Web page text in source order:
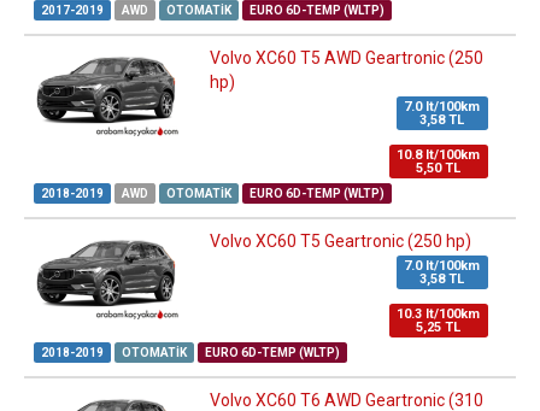
2017-2019 AWD OTOMATIK EURO 6D-TEMP (WLTP)
Volvo XC60 T5 AWD Geartronic (250
hp)
7.0 lt/100km
3,58 TL
10.8 lt/100km
5,50 TL
2018-2019 AWD OTOMATIK EURO 6D-TEMP (WLTP)
Volvo XC60 T5 Geartronic (250 hp)
7.0 lt/100km
3,58 TL
10.3 lt/100km
5,25 TL
2018-2019 OTOMATIK EURO 6D-TEMP (WLTP)
Volvo XC60 T6 AWD Geartronic (310